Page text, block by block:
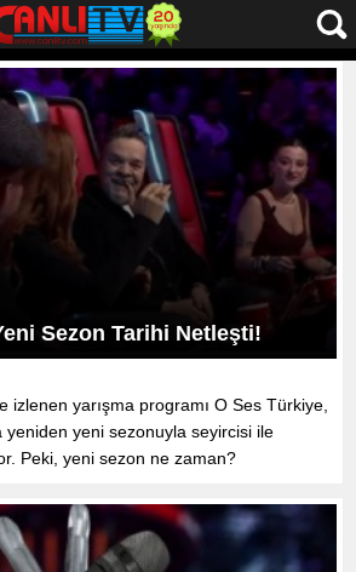
Sezon Tarihi Netleşti!
izlenen yarışma programı O Ses Türkiye,
yeni sezonuyla seyircisi ile
Peki, yeni sezon ne zaman?